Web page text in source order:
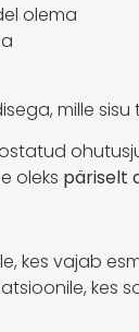
olema
mille
oleks päriselt
kes vajab
kes